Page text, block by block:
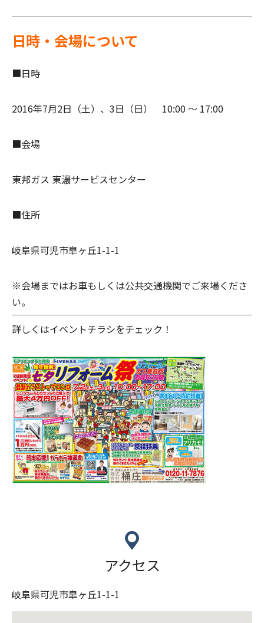
日時・会場について
■日時
2016年7月2日（土）、3日（日） 10:00 〜 17:00
■会場
東邦ガス 東濃サービスセンター
■住所
岐阜県可児市皐ヶ丘1-1-1
※会場まではお車もしくは公共交通機関でご来場くださ
い。
詳しくはイベントチラシをチェック！
アクセス
岐阜県可児市皐ヶ丘1-1-1